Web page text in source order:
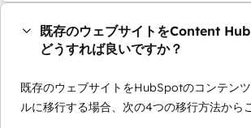
既存のウェブサイトをContent
どうすれば良いですか？
既存のウェブサイトをHubSpotのコンテン
ルに移行する場合、次の4つの移行方法から